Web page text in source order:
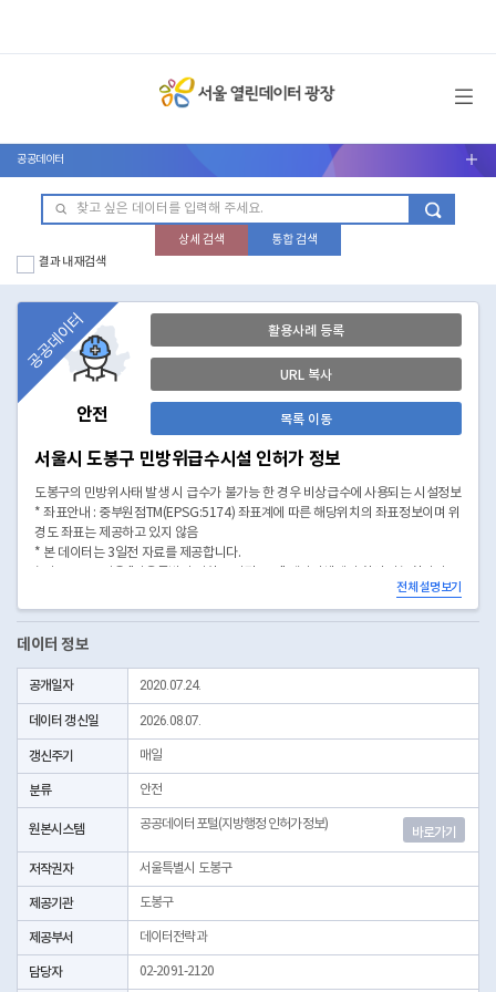
메뉴 열기
공공데이터 서브메뉴 열기
상세 검색
통합 검색
결과 내 재검색
안전
공공데이터 활용사례 등록
URL 복사
목록 이동
서울시 도봉구 민방위급수시설 인허가 정보
도봉구의 민방위사태 발생 시 급수가 불가능 한 경우 비상급수에 사용되는 시설정보
* 좌표안내 : 중부원점TM(EPSG:5174) 좌표계에 따른 해당위치의 좌표정보이며 위
경도 좌표는 제공하고 있지 않음
* 본 데이터는 3일전 자료를 제공합니다.
(https://data.seoul.go.kr/dataList/OA-22872/S/1/datasetView.do)전체 설명보기
데이터 정보
공개일자 2020.07.24.
데이터 갱신일 2026.08.07.
갱신주기 매일
분류 안전
원본시스템 공공데이터포털(지방행정 인허가정보)
바로가기
저작권자 서울특별시 도봉구
제공기관 도봉구
제공부서 데이터전략과
담당자 02-2091-2120